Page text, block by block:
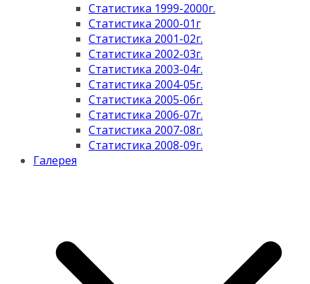
Статистика 1999-2000г.
Статистика 2000-01г
Статистика 2001-02г.
Статистика 2002-03г.
Статистика 2003-04г.
Статистика 2004-05г.
Статистика 2005-06г.
Статистика 2006-07г.
Статистика 2007-08г.
Статистика 2008-09г.
Галерея